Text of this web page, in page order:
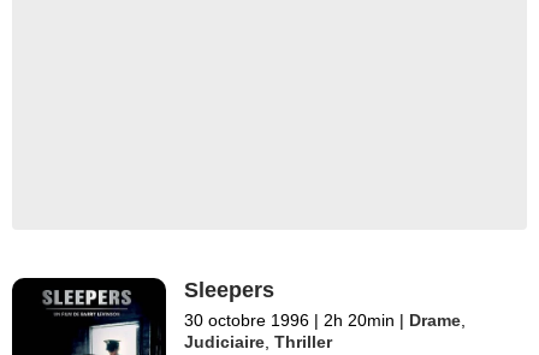
Sleepers
30 octobre 1996 | 2h 20min | Drame
Judiciaire ,Thriller